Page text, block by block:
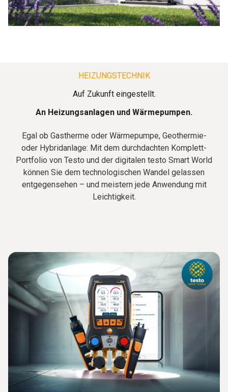
HEIZUNGSTECHNIK
Auf Zukunft eingestellt.
An Heizungsanlagen und Wärmepumpen.
Egal ob Gastherme oder Wärmepumpe, Geothermie-
oder Hybridanlage: Mit dem durchdachten Komplett-
Portfolio von Testo und der digitalen testo Smart World
können Sie dem technologischen Wandel gelassen
entgegensehen – und meistern jede Anwendung mit
Leichtigkeit.